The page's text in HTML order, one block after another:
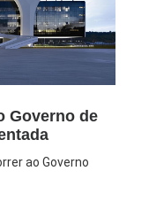
Governo de
ao Governo